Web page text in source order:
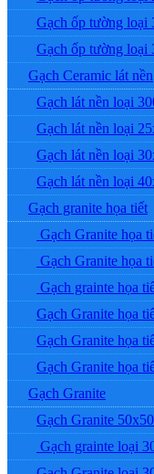
Gạch ốp tường loại
Gạch ốp tường loại
Gạch Ceramic lát nền
Gạch lát nền loại
Gạch lát nền loại
Gạch lát nền loại
Gạch lát nền loại
Gạch granite họa tiết
Gạch Granite họa
Gạch Granite họa
Gạch grainte họa
Gạch Granite họa
Gạch Granite họa
Gạch Granite họa
Gạch Granite
Gạch Granite
Gạch grainte loại